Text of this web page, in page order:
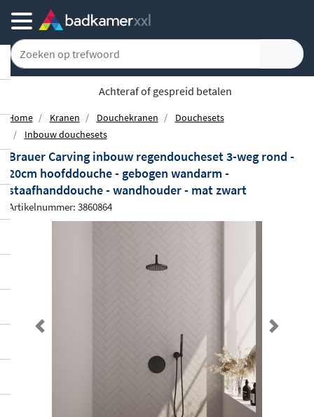
Achteraf of gespreid betalen
Home Kranen Douchekranen
Douchesets
Inbouw douchesets
Brauer Carving inbouw regendoucheset 3-weg rond -
20cm hoofddouche - gebogen wandarm -
staafhanddouche - wandhouder - mat zwart
Artikelnummer: 3860864
Previous Next